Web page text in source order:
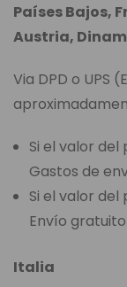
Países Bajos,
Austria,
Via DPD o UPS
Si el valor
Gastos de
Si el valor del
Envío gratuito
Italia